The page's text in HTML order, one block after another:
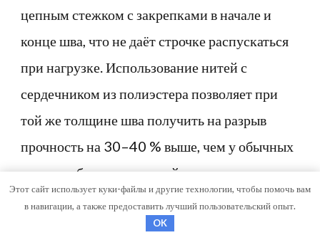
цепным стежком с закрепками в начале и
конце шва, что не даёт строчке распускаться
при нагрузке. Использование нитей с
сердечником из полиэстера позволяет при
той же толщине шва получить на разрыв
прочность на 30–40 % выше, чем у обычных
хлопчатобумажных нитей, что критично при
растяжении ткани в момент приседания.
Этот сайт использует куки-файлы и другие технологии, чтобы помочь вам
в навигации, а также предоставить лучший пользовательский опыт.
OK